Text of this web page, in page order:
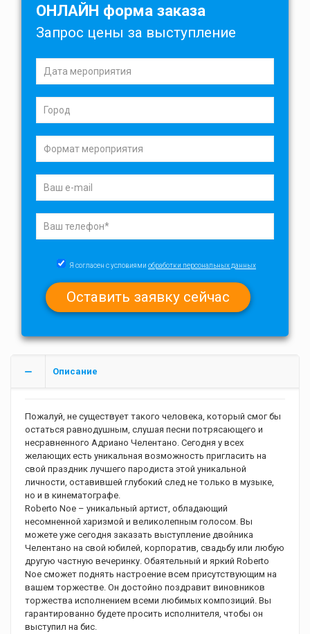
ОНЛАЙН форма заказа
Запрос цены за выступление
Я согласен с условиями обработки персональных данных
Описание
Пожалуй, не существует такого человека, который смог бы
остаться равнодушным, слушая песни потрясающего и
несравненного Адриано Челентано. Сегодня у всех
желающих есть уникальная возможность пригласить на
свой праздник лучшего пародиста этой уникальной
личности, оставившей глубокий след не только в музыке,
но и в кинематографе.
Roberto Noe – уникальный артист, обладающий
несомненной харизмой и великолепным голосом. Вы
можете уже сегодня заказать выступление двойника
Челентано на свой юбилей, корпоратив, свадьбу или любую
другую частную вечеринку. Обаятельный и яркий Roberto
Noe сможет поднять настроение всем присутствующим на
вашем торжестве. Он достойно поздравит виновников
торжества исполнением всеми любимых композиций. Вы
гарантированно будете просить исполнителя, чтобы он
выступил на бис.